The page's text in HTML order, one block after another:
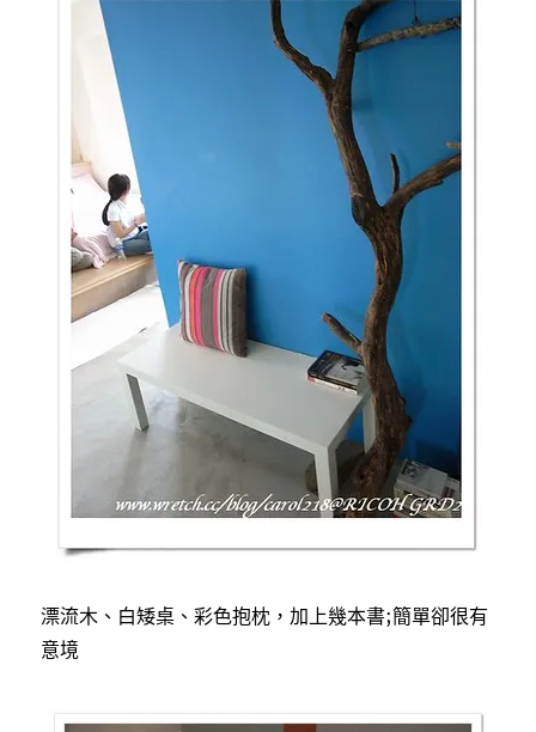
漂流木、白矮桌、彩色抱枕，加上幾本書;簡單卻很有
意境